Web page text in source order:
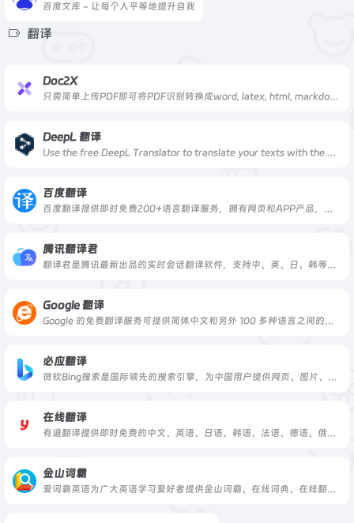
百度文库 - 让每个人平等地提升自我
翻译
Doc2X
只需简单上传PDF即可将PDF识别转换成word, latex, html, markdown等多种格式 并且可以将内容翻译成多种语言, 进行双语对照沉浸式翻译
DeepL 翻译
Use the free DeepL Translator to translate your texts with the best machine translation available, powered by DeepL’s world-leading neural network technology. Currently supported languages are: Bulgarian, Chinese, Czech, Danish, Dutch, English, Estonian, Finnish, French, German, Greek, Hungarian, Italian, Japanese, Latvian, Lithuanian, Polish, Portuguese, Romanian, Russian, Slovak, Slovenian, Spanish, and Swedish.
百度翻译
百度翻译提供即时免费200+语言翻译服务，拥有网页和APP产品，百度翻译APP还支持拍照翻译、语音翻译等特色功能，随时随地沟通全世界
腾讯翻译君
翻译君是腾讯最新出品的实时会话翻译软件，支持中、英、日、韩等多门语言。具有精准语言识别，高效、免费等特点。非常适用于境外旅游、对外交流、口语练习等情境，让你体验同声传译般的流畅和快感。
Google 翻译
Google 的免费翻译服务可提供简体中文和另外 100 多种语言之间的互译功能，可让您即时翻译字词、短语和网页内容。
必应翻译
微软Bing搜索是国际领先的搜索引擎，为中国用户提供网页、图片、视频、学术、词典、翻译、地图等全球信息搜索服务。
在线翻译
有道翻译提供即时免费的中文、英语、日语、韩语、法语、德语、俄语、西班牙语、葡萄牙语、越南语、印尼语、意大利语、荷兰语、泰语全文翻译、网页翻译、文档翻译服务。
金山词霸
爱词霸英语为广大英语学习爱好者提供金山词霸、在线词典、在线翻译、英语学习资料、英语歌曲、英语真题在线测试、汉语查词等服务,爱词霸英语在线查词和在线翻译频道致力于为您提供优质的在线查词及在线翻译服务